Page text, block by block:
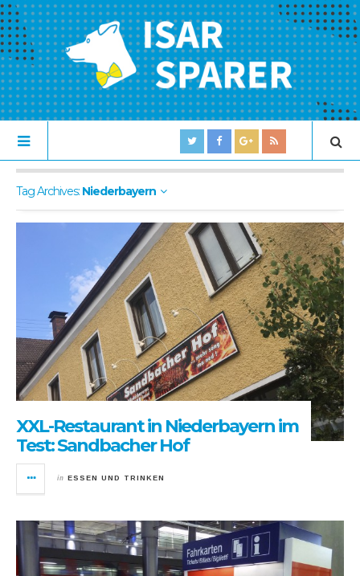
Tag Archives: Niederbayern
XXL-Restaurant in Niederbayern im
Test: Sandbacher Hof
in ESSEN UND TRINKEN